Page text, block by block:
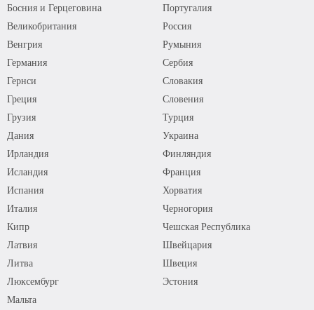
Босния и Герцеговина
Великобритания
Венгрия
Германия
Гернси
Греция
Грузия
Дания
Ирландия
Исландия
Испания
Италия
Кипр
Латвия
Литва
Люксембург
Мальта
Португалия
Россия
Румыния
Сербия
Словакия
Словения
Турция
Украина
Финляндия
Франция
Хорватия
Черногория
Чешская Республика
Швейцария
Швеция
Эстония